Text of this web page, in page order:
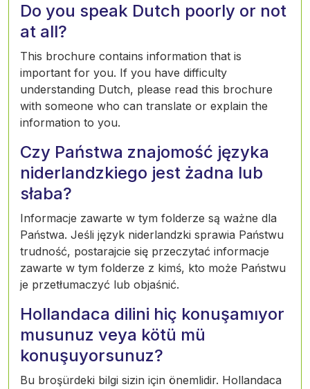
Do you speak Dutch poorly or not
at all?
This brochure contains information that is
important for you. If you have difficulty
understanding Dutch, please read this brochure
with someone who can translate or explain the
information to you.
Czy Państwa znajomość języka
niderlandzkiego jest żadna lub
słaba?
Informacje zawarte w tym folderze są ważne dla
Państwa. Jeśli język niderlandzki sprawia Państwu
trudność, postarajcie się przeczytać informacje
zawarte w tym folderze z kimś, kto może Państwu
je przetłumaczyć lub objaśnić.
Hollandaca dilini hiç konuşamıyor
musunuz veya kötü mü
konuşuyorsunuz?
Bu broşürdeki bilgi sizin için önemlidir. Hollandaca